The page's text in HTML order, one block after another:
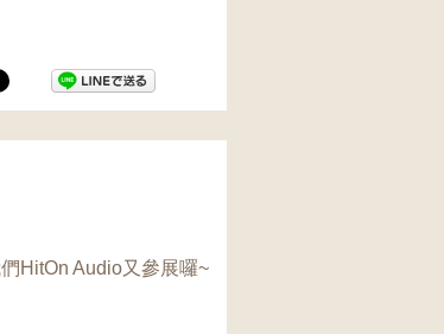
HitOn Audio又參展囉~